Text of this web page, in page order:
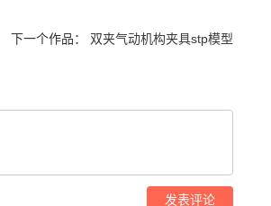
下一个作品： 双夹气动机构夹具stp模型
发表评论